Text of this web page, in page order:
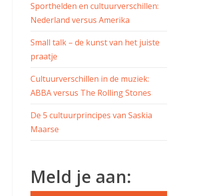
Sporthelden en cultuurverschillen:
Nederland versus Amerika
Small talk – de kunst van het juiste
praatje
Cultuurverschillen in de muziek:
ABBA versus The Rolling Stones
De 5 cultuurprincipes van Saskia
Maarse
Meld je aan: